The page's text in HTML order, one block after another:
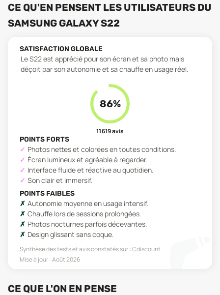
CE QU'EN PENSENT LES UTILISATEURS DU
SAMSUNG GALAXY S22
SATISFACTION GLOBALE
Le S22 est apprécié pour son écran et sa photo mais
déçoit par son autonomie et sa chauffe en usage réel.
86%
11 619avis
POINTS FORTS
Photos nettes et colorées en toutes conditions.
Écran lumineux et agréable à regarder.
Interface fluide et réactive au quotidien.
Son clair et immersif.
POINTS FAIBLES
Autonomie moyenne en usage intensif.
Chauffe lors de sessions prolongées.
Photos nocturnes parfois décevantes.
Design glissant sans coque.
Synthèse des tests et avis constatés sur :Cdiscount
Mise à jour :Août 2026
CE QUE L'ON EN PENSE